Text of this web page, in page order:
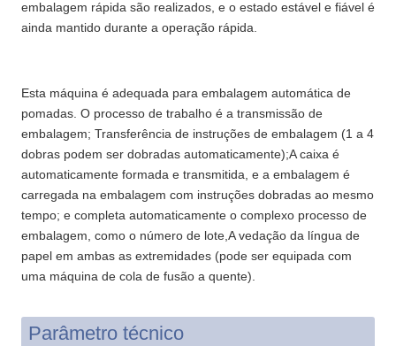
embalagem rápida são realizados, e o estado estável e fiável é
ainda mantido durante a operação rápida.
Esta máquina é adequada para embalagem automática de
pomadas. O processo de trabalho é a transmissão de
embalagem; Transferência de instruções de embalagem (1 a 4
dobras podem ser dobradas automaticamente);A caixa é
automaticamente formada e transmitida, e a embalagem é
carregada na embalagem com instruções dobradas ao mesmo
tempo; e completa automaticamente o complexo processo de
embalagem, como o número de lote,A vedação da língua de
papel em ambas as extremidades (pode ser equipada com
uma máquina de cola de fusão a quente).
Parâmetro técnico